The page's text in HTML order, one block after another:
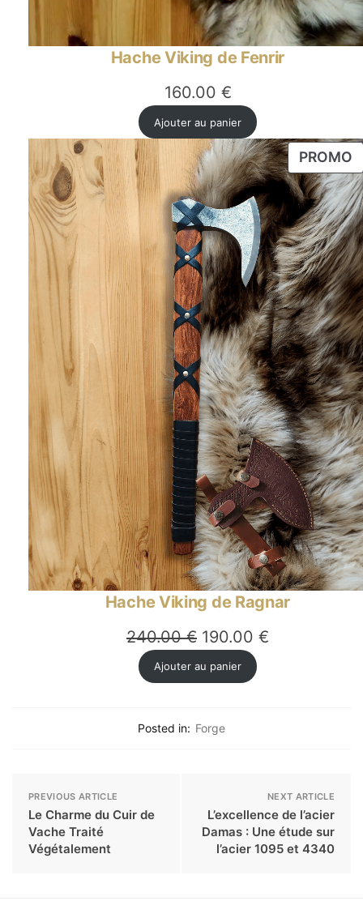
Hache Viking de Fenrir
160.00 €
Ajouter au panier
PROMO
Hache Viking de Ragnar
240.00€ Le
prix
initial
240.00 €.
190.00 €
Ajouter au panier
Posted in: Forge
PREVIOUS ARTICLE
Le Charme du Cuir de
Vache Traité
Végétalement
NEXT ARTICLE
L’excellence de l’acier
Damas : Une étude sur
l’acier 1095 et 4340